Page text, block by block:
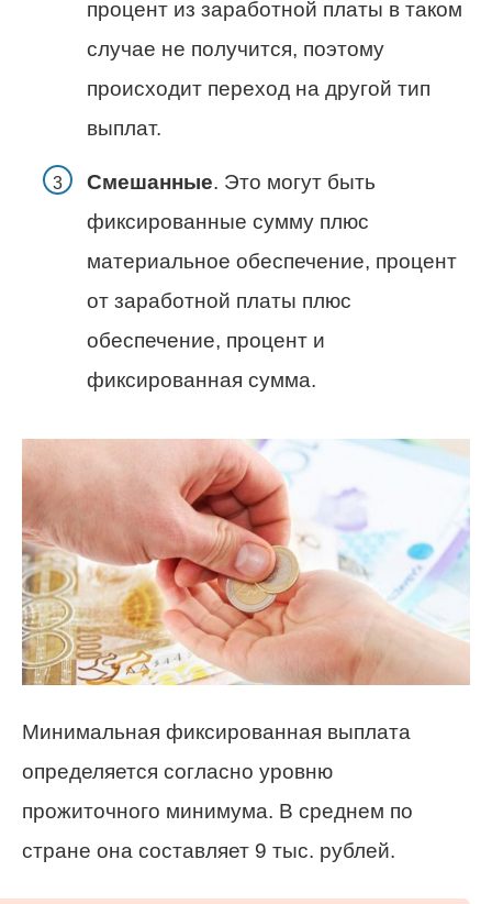
процент из заработной платы в таком
случае не получится, поэтому
происходит переход на другой тип
выплат.
Смешанные. Это могут быть
фиксированные сумму плюс
материальное обеспечение, процент
от заработной платы плюс
обеспечение, процент и
фиксированная сумма.
Минимальная фиксированная выплата
определяется согласно уровню
прожиточного минимума. В среднем по
стране она составляет 9 тыс. рублей.